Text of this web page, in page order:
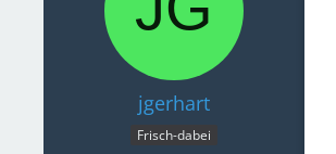
jgerhart
Frisch-dabei